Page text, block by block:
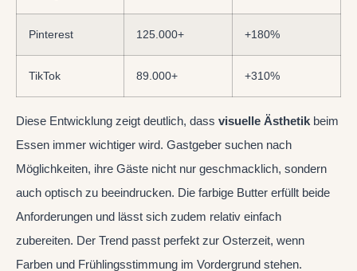
Pinterest 125.000+ +180%
TikTok 89.000+ +310%
Diese Entwicklung zeigt deutlich, dass visuelle Ästhetik beim
Essen immer wichtiger wird. Gastgeber suchen nach
Möglichkeiten, ihre Gäste nicht nur geschmacklich, sondern
auch optisch zu beeindrucken. Die farbige Butter erfüllt beide
Anforderungen und lässt sich zudem relativ einfach
zubereiten. Der Trend passt perfekt zur Osterzeit, wenn
Farben und Frühlingsstimmung im Vordergrund stehen.